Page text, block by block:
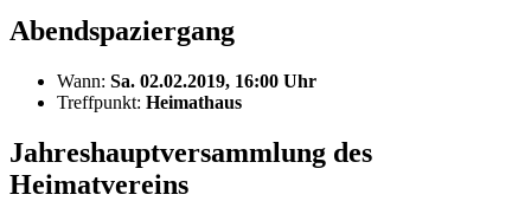
Abendspaziergang
Wann: Sa. 02.02.2019, 16:00 Uhr
Treffpunkt: Heimathaus
Jahreshauptversammlung des
Heimatvereins